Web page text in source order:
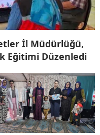
İl Müdürlüğü,
Eğitimi Düzenledi